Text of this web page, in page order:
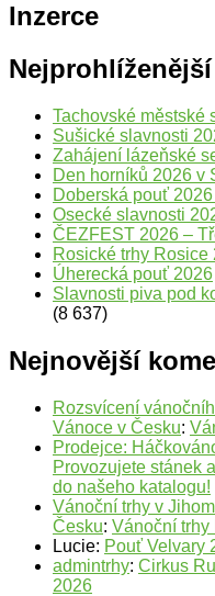
Inzerce
Tachovské městské
Sušické slavnosti
Zahájení lázeňské
Den horníků 2026 v
Doberská pouť
Osecké slavnosti
ČEZFEST 2026 –
Rosické trhy Rosice
Úherecká pouť 2026
Slavnosti piva pod
(8 637)
Nejnovější
Rozsvícení
Vánoce v Česku:
Prodejce:
Provozujete stánek
do našeho katalogu!
Vánoční trhy v
Česku: Vánoční
Lucie: Pouť Velvary
admintrhy: Cirkus
2026